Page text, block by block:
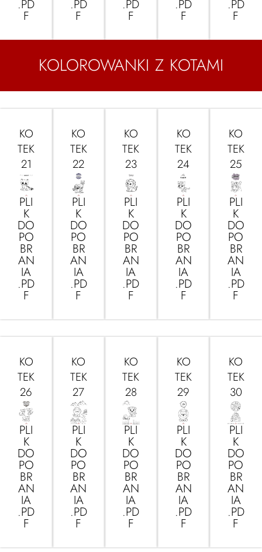
.PD
F
.PD
F
.PD
F
.PD
F
.PD
F
KOLOROWANKI Z KOTAMI
KO
TEK
21
PLI
K
DO
PO
BR
AN
IA
.PD
F
KO
TEK
22
PLI
K
DO
PO
BR
AN
IA
.PD
F
KO
TEK
23
PLI
K
DO
PO
BR
AN
IA
.PD
F
KO
TEK
24
PLI
K
DO
PO
BR
AN
IA
.PD
F
KO
TEK
25
PLI
K
DO
PO
BR
AN
IA
.PD
F
KO
TEK
26
PLI
K
DO
PO
BR
AN
IA
.PD
F
KO
TEK
27
PLI
K
DO
PO
BR
AN
IA
.PD
F
KO
TEK
28
PLI
K
DO
PO
BR
AN
IA
.PD
F
KO
TEK
29
PLI
K
DO
PO
BR
AN
IA
.PD
F
KO
TEK
30
PLI
K
DO
PO
BR
AN
IA
.PD
F